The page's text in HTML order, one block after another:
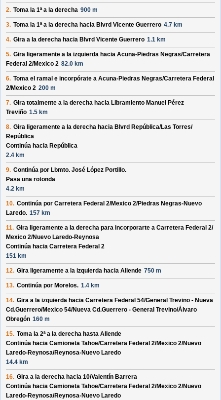
2. Toma la 1ª a la derecha 900 m
3. Toma la 1ª a la derecha hacia Blvrd Vicente Guerrero 4.7 km
4. Gira a la derecha hacia Blvrd Vicente Guerrero 1.1 km
5. Gira ligeramente a la izquierda hacia Acuna-Piedras Negras/Carretera
Federal 2/Mexico 2 82.0 km
6. Toma el ramal e incorpórate a Acuna-Piedras Negras/Carretera Federal
2/Mexico 2 200 m
7. Gira totalmente a la derecha hacia Libramiento Manuel Pérez
Treviño 1.5 km
8. Gira ligeramente a la derecha hacia Blvrd República/Las Torres/
República
Continúa hacia República
2.4 km
9. Continúa por Lbmto. José López Portillo.
Pasa una rotonda
4.2 km
10. Continúa por Carretera Federal 2/Mexico 2/Piedras Negras-Nuevo
Laredo. 157 km
11. Gira ligeramente a la derecha para incorporarte a Carretera Federal 2/
Mexico 2/Nuevo Laredo-Reynosa
Continúa hacia Carretera Federal 2
151 km
12. Gira ligeramente a la izquierda hacia Allende 750 m
13. Continúa por Morelos. 1.4 km
14. Gira a la izquierda hacia Carretera Federal 54/General Trevino - Nueva
Cd.Guerrero/Mexico 54/Nueva Cd.Guerrero - General Trevino/Álvaro
Obregón 160 m
15. Toma la 2ª a la derecha hasta Allende
Continúa hacia Camioneta Tahoe/Carretera Federal 2/Mexico 2/Nuevo
Laredo-Reynosa/Reynosa-Nuevo Laredo
14.4 km
16. Gira a la derecha hacia 10/Valentín Barrera
Continúa hacia Camioneta Tahoe/Carretera Federal 2/Mexico 2/Nuevo
Laredo-Reynosa/Reynosa-Nuevo Laredo